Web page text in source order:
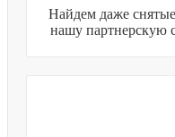
Найдем даже снятые
нашу партнерскую